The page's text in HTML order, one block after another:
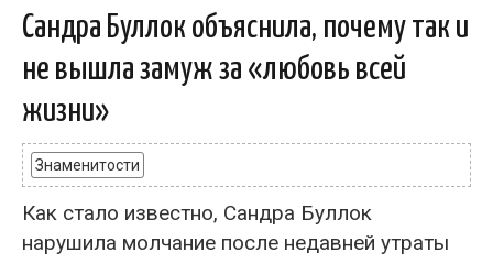
Сандра Буллок объяснила, почему так и
не вышла замуж за «любовь всей
жизни»
Знаменитости
Как стало известно, Сандра Буллок
нарушила молчание после недавней утраты